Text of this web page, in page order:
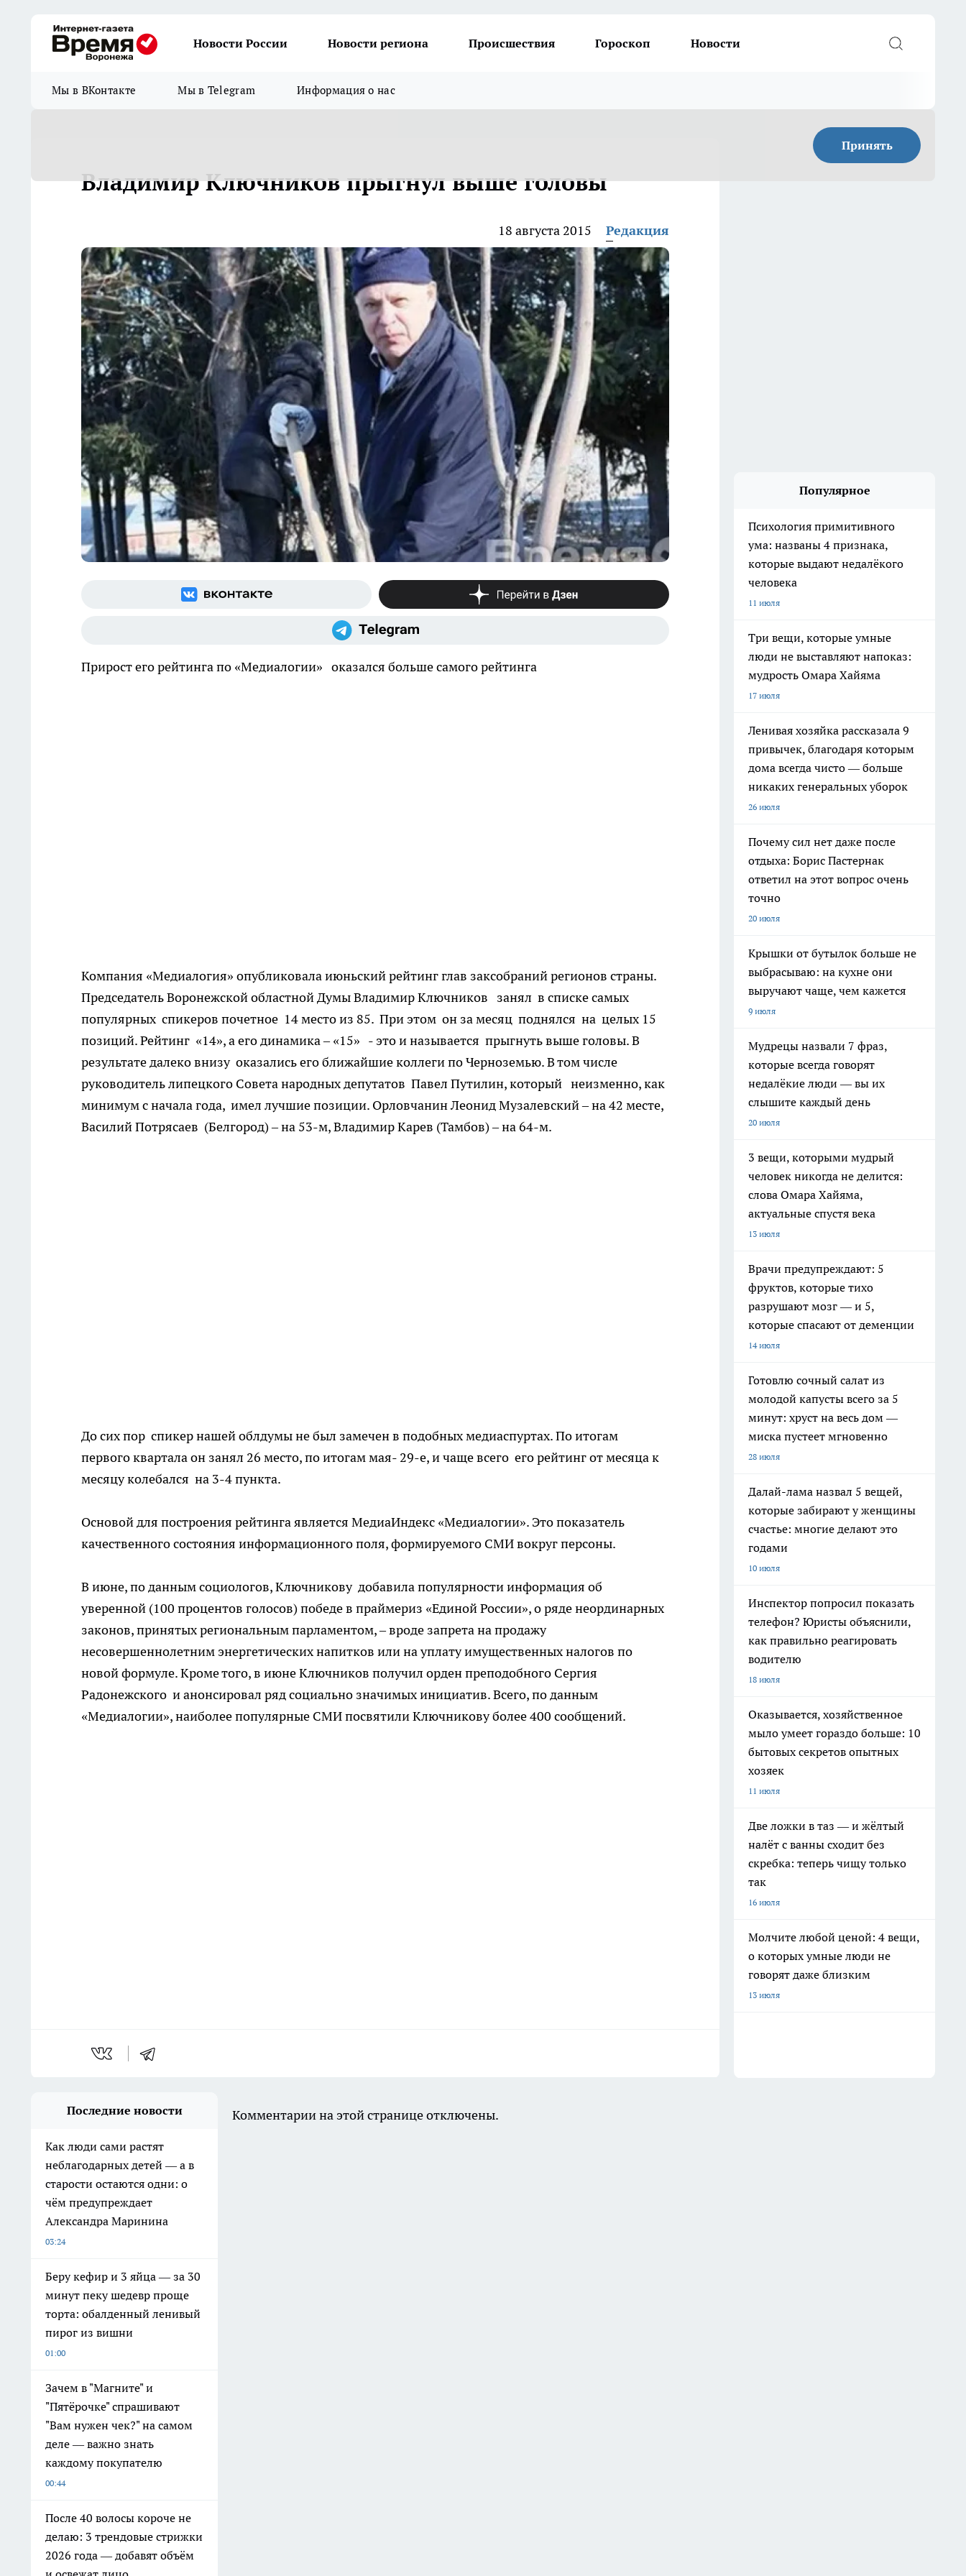
Новости России Новости региона Происшествия Гороскоп Новости
Мы в ВКонтакте Мы в Telegram Информация о нас
Принять
Владимир Ключников прыгнул выше головы
18 августа 2015 Редакция
Прирост его рейтинга по «Медиалогии» оказался больше самого рейтинга
Компания «Медиалогия» опубликовала июньский рейтинг глав заксобраний регионов страны.
Председатель Воронежской областной Думы Владимир Ключников занял в списке самых
популярных спикеров почетное 14 место из 85. При этом он за месяц поднялся на целых 15
позиций. Рейтинг «14», а его динамика – «15» - это и называется прыгнуть выше головы. В
результате далеко внизу оказались его ближайшие коллеги по Черноземью. В том числе
руководитель липецкого Совета народных депутатов Павел Путилин, который неизменно, как
минимум с начала года, имел лучшие позиции. Орловчанин Леонид Музалевский – на 42 месте,
Василий Потрясаев (Белгород) – на 53-м, Владимир Карев (Тамбов) – на 64-м.
До сих пор спикер нашей облдумы не был замечен в подобных медиаспуртах. По итогам
первого квартала он занял 26 место, по итогам мая- 29-е, и чаще всего его рейтинг от месяца к
месяцу колебался на 3-4 пункта.
Основой для построения рейтинга является МедиаИндекс «Медиалогии». Это показатель
качественного состояния информационного поля, формируемого СМИ вокруг персоны.
В июне, по данным социологов, Ключникову добавила популярности информация об
уверенной (100 процентов голосов) победе в праймериз «Единой России», о ряде неординарных
законов, принятых региональным парламентом, – вроде запрета на продажу
несовершеннолетним энергетических напитков или на уплату имущественных налогов по
новой формуле. Кроме того, в июне Ключников получил орден преподобного Сергия
Радонежского и анонсировал ряд социально значимых инициатив. Всего, по данным
«Медиалогии», наиболее популярные СМИ посвятили Ключникову более 400 сообщений.
Популярное
Психология примитивного
ума: названы 4 признака,
которые выдают недалёкого
человека
11 июля
Три вещи, которые умные
люди не выставляют напоказ:
мудрость Омара Хайяма
17 июля
Ленивая хозяйка рассказала 9
привычек, благодаря которым
дома всегда чисто — больше
никаких генеральных уборок
26 июля
Почему сил нет даже после
отдыха: Борис Пастернак
ответил на этот вопрос очень
точно
20 июля
Крышки от бутылок больше не
выбрасываю: на кухне они
выручают чаще, чем кажется
9 июля
Мудрецы назвали 7 фраз,
которые всегда говорят
недалёкие люди — вы их
слышите каждый день
20 июля
3 вещи, которыми мудрый
человек никогда не делится:
слова Омара Хайяма,
актуальные спустя века
13 июля
Врачи предупреждают: 5
фруктов, которые тихо
разрушают мозг — и 5,
которые спасают от деменции
14 июля
Готовлю сочный салат из
молодой капусты всего за 5
минут: хруст на весь дом —
миска пустеет мгновенно
28 июля
Далай-лама назвал 5 вещей,
которые забирают у женщины
счастье: многие делают это
годами
10 июля
Инспектор попросил показать
телефон? Юристы объяснили,
как правильно реагировать
водителю
18 июля
Оказывается, хозяйственное
мыло умеет гораздо больше: 10
бытовых секретов опытных
хозяек
11 июля
Две ложки в таз — и жёлтый
налёт с ванны сходит без
скребка: теперь чищу только
так
16 июля
Молчите любой ценой: 4 вещи,
о которых умные люди не
говорят даже близким
13 июля
Последние новости
Как люди сами растят
неблагодарных детей — а в
старости остаются одни: о
чём предупреждает
Александра Маринина
03:24
Беру кефир и 3 яйца — за 30
минут пеку шедевр проще
торта: обалденный ленивый
пирог из вишни
01:00
Зачем в "Магните" и
"Пятёрочке" спрашивают
"Вам нужен чек?" на самом
деле — важно знать
каждому покупателю
00:44
После 40 волосы короче не
делаю: 3 трендовые стрижки
2026 года — добавят объём
Комментарии на этой странице отключены.